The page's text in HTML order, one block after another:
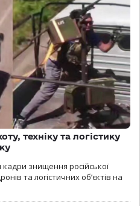
техніку та логістику
знищення російської
та логістичних об’єктів на